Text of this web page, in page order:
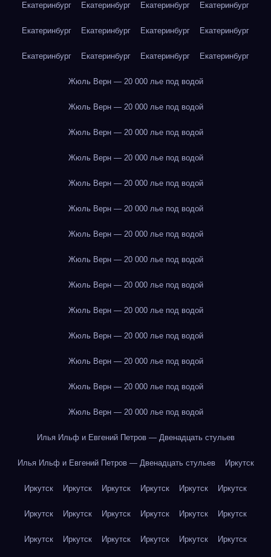
Екатеринбург Екатеринбург Екатеринбург Екатеринбург
Екатеринбург Екатеринбург Екатеринбург Екатеринбург
Екатеринбург Екатеринбург Екатеринбург Екатеринбург
Жюль Верн — 20 000 лье под водой
Жюль Верн — 20 000 лье под водой
Жюль Верн — 20 000 лье под водой
Жюль Верн — 20 000 лье под водой
Жюль Верн — 20 000 лье под водой
Жюль Верн — 20 000 лье под водой
Жюль Верн — 20 000 лье под водой
Жюль Верн — 20 000 лье под водой
Жюль Верн — 20 000 лье под водой
Жюль Верн — 20 000 лье под водой
Жюль Верн — 20 000 лье под водой
Жюль Верн — 20 000 лье под водой
Жюль Верн — 20 000 лье под водой
Жюль Верн — 20 000 лье под водой
Илья Ильф и Евгений Петров — Двенадцать стульев
Илья Ильф и Евгений Петров — Двенадцать стульев Иркутск
Иркутск Иркутск Иркутск Иркутск Иркутск Иркутск
Иркутск Иркутск Иркутск Иркутск Иркутск Иркутск
Иркутск Иркутск Иркутск Иркутск Иркутск Иркутск